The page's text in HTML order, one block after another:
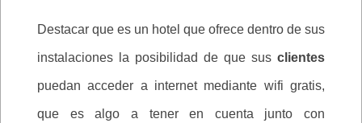
Destacar que es un hotel que ofrece dentro de sus
instalaciones la posibilidad de que sus clientes
puedan acceder a internet mediante wifi gratis,
que es algo a tener en cuenta junto con